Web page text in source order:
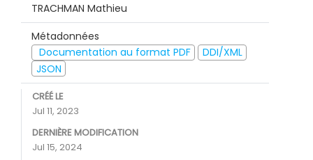
TRACHMAN Mathieu
Métadonnées
Documentation au format PDF
DDI/XML
JSON
CRÉÉ LE
Jul 11, 2023
DERNIÈRE MODIFICATION
Jul 15, 2024